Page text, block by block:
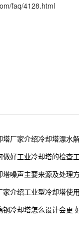
faq/4128.html
塔厂家介绍冷却塔漂水
做好工业冷却塔的检查
塔噪声主要来源及处理
家介绍工业型冷却塔使
钢冷却塔怎么设计会更